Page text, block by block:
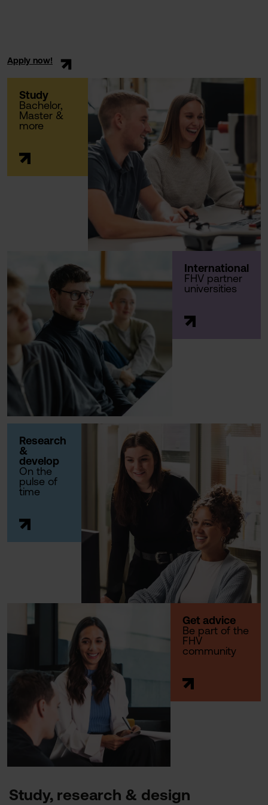
Apply now!
Study
Bachelor,
Master &
more
International
FHV partner
universities
Research
&
develop
On the
pulse of
time
Get advice
Be part of the
FHV
community
Study, research & design